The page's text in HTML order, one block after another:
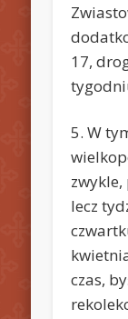
17,
5. W
lecz
czas,